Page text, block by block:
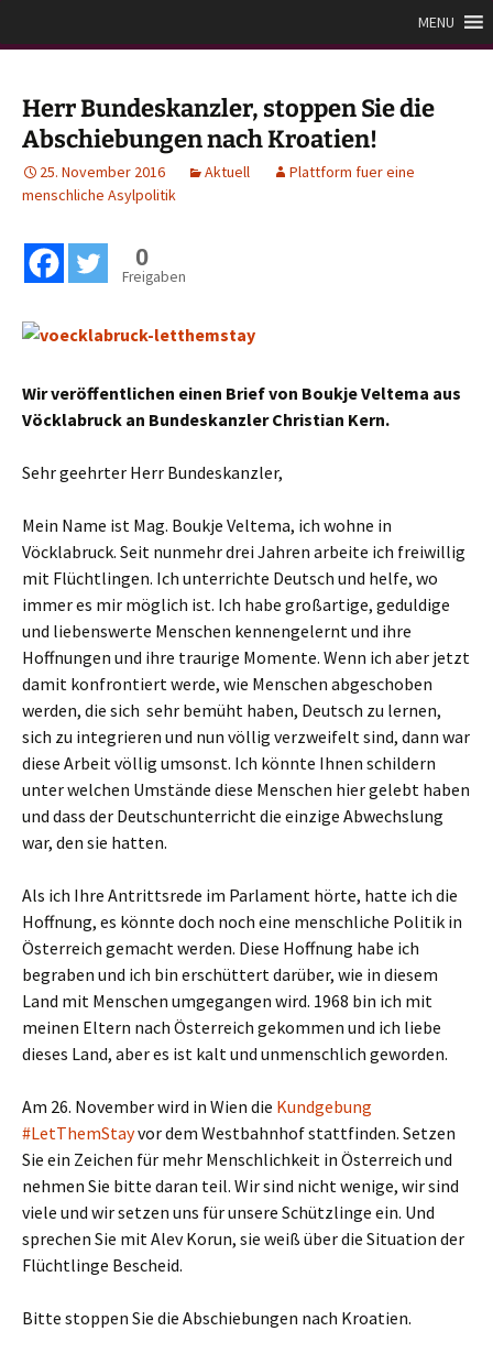
Inhaltmenschliche Asylpolitik
MENU
Herr Bundeskanzler, stoppen Sie die
Abschiebungen nach Kroatien!
25. November 2016 Aktuell
Plattform fuer eine
menschliche Asylpolitik
0
Freigaben
Wir veröffentlichen einen Brief von Boukje Veltema aus
Vöcklabruck an Bundeskanzler Christian Kern.
Sehr geehrter Herr Bundeskanzler,
Mein Name ist Mag. Boukje Veltema, ich wohne in
Vöcklabruck. Seit nunmehr drei Jahren arbeite ich freiwillig
mit Flüchtlingen. Ich unterrichte Deutsch und helfe, wo
immer es mir möglich ist. Ich habe großartige, geduldige
und liebenswerte Menschen kennengelernt und ihre
Hoffnungen und ihre traurige Momente. Wenn ich aber jetzt
damit konfrontiert werde, wie Menschen abgeschoben
werden, die sich sehr bemüht haben, Deutsch zu lernen,
sich zu integrieren und nun völlig verzweifelt sind, dann war
diese Arbeit völlig umsonst. Ich könnte Ihnen schildern
unter welchen Umstände diese Menschen hier gelebt haben
und dass der Deutschunterricht die einzige Abwechslung
war, den sie hatten.
Als ich Ihre Antrittsrede im Parlament hörte, hatte ich die
Hoffnung, es könnte doch noch eine menschliche Politik in
Österreich gemacht werden. Diese Hoffnung habe ich
begraben und ich bin erschüttert darüber, wie in diesem
Land mit Menschen umgegangen wird. 1968 bin ich mit
meinen Eltern nach Österreich gekommen und ich liebe
dieses Land, aber es ist kalt und unmenschlich geworden.
Am 26. November wird in Wien die Kundgebung
#LetThemStayvor dem Westbahnhof stattfinden. Setzen
Sie ein Zeichen für mehr Menschlichkeit in Österreich und
nehmen Sie bitte daran teil. Wir sind nicht wenige, wir sind
viele und wir setzen uns für unsere Schützlinge ein. Und
sprechen Sie mit Alev Korun, sie weiß über die Situation der
Flüchtlinge Bescheid.
Bitte stoppen Sie die Abschiebungen nach Kroatien.